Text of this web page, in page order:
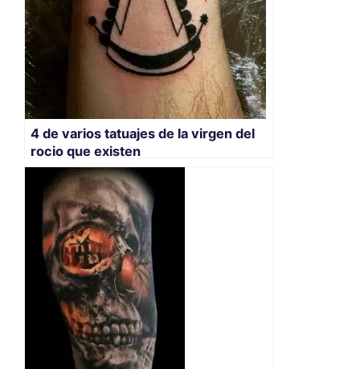
4 de varios tatuajes de la virgen del
rocio que existen